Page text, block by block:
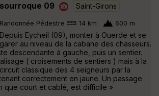
sourroque 09
Saint-Girons
Randonnée Pédestre 14 km 600 m
Depuis Eycheil (09), monter à Ouerde et se
garer au niveau de la cabane des chasseurs.
descendante à gauche, puis un sentier.
( croisements de sentiers ) mais à la
classique des 4 seigneurs par la
correctement en jaune. Un passage
que court et cablé, est difficile »